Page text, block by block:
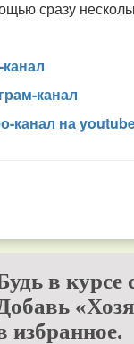
сразу
канал
канал на
в курсе
избранное.